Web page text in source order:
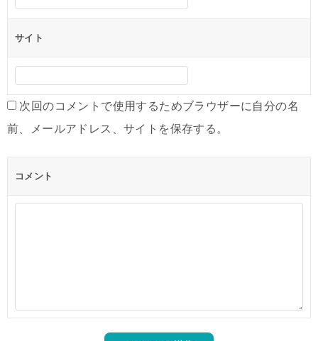
サイト
次回のコメントで使用するためブラウザーに自分の名
前、メールアドレス、サイトを保存する。
コメント